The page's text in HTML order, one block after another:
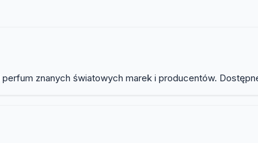
znanych światowych marek i producentów.